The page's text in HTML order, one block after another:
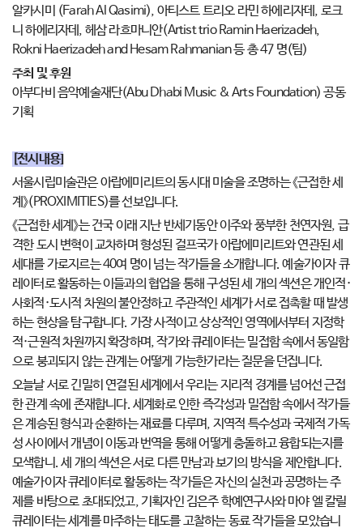
알카시미 (Farah Al Qasimi), 아티스트 트리오 라민 하에리자데, 로크
니 하에리자데, 헤삼 라흐마니안(Artist trio Ramin Haerizadeh,
Rokni Haerizadeh and Hesam Rahmanian 등 총 47 명(팀)
주최 및 후원
아부다비 음악예술재단(Abu Dhabi Music & Arts Foundation) 공동
기획
[전시내용]
서울시립미술관은 아랍에미리트의 동시대 미술을 조명하는 《근접한 세
계》(PROXIMITIES)를 선보입니다.
《근접한 세계》는 건국 이래 지난 반세기동안 이주와 풍부한 천연자원, 급
격한 도시 변혁이 교차하며 형성된 걸프국가 아랍에미리트와 연관된 세
세대를 가로지르는 40여 명이 넘는 작가들을 소개합니다. 예술가이자 큐
레이터로 활동하는 이들과의 협업을 통해 구성된 세 개의 섹션은 개인적·
사회적·도시적 차원의 불안정하고 주관적인 세계가 서로 접촉할 때 발생
하는 현상을 탐구합니다. 가장 사적이고 상상적인 영역에서부터 지정학
적·근원적 차원까지 확장하며, 작가와 큐레이터는 밀접함 속에서 동일함
으로 붕괴되지 않는 관계는 어떻게 가능한가라는 질문을 던집니다.
오늘날 서로 긴밀히 연결된 세계에서 우리는 지리적 경계를 넘어선 근접
한 관계 속에 존재합니다. 세계화로 인한 즉각성과 밀접함 속에서 작가들
은 계승된 형식과 순환하는 재료를 다루며, 지역적 특수성과 국제적 가독
성 사이에서 개념이 이동과 번역을 통해 어떻게 충돌하고 융합되는지를
모색합니. 세 개의 섹션은 서로 다른 만남과 보기의 방식을 제안합니다.
예술가이자 큐레이터로 활동하는 작가들은 자신의 실천과 공명하는 주
제를 바탕으로 초대되었고, 기획자인 김은주 학예연구사와 마야 엘 칼릴
큐레이터는 세계를 마주하는 태도를 고찰하는 동료 작가들을 모았습니